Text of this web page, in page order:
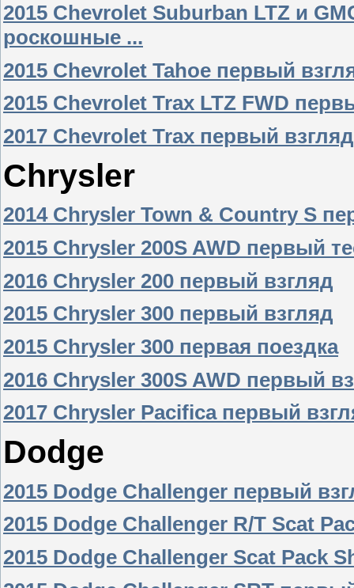
2015 Chevrolet Suburban LTZ и
роскошные ...
2015 Chevrolet Tahoe первый
2015 Chevrolet Trax LTZ FWD
2017 Chevrolet Trax первый взгляд
Chrysler
2014 Chrysler Town & Country S
2015 Chrysler 200S AWD первый
2016 Chrysler 200 первый взгляд
2015 Chrysler 300 первый взгляд
2015 Chrysler 300 первая поездка
2016 Chrysler 300S AWD первый
2017 Chrysler Pacifica первый
Dodge
2015 Dodge Challenger первый
2015 Dodge Challenger R/T Scat
2015 Dodge Challenger Scat Pack